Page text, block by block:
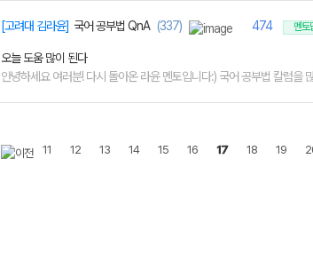
[고려대 김라윤] 국어 공부법 QnA (337) 474 멘토
오늘 도움 많이 된다
안녕하세요 여러분! 다시 돌아온 라윤 멘토입니다:) 국어 공부법 칼럼을
11 12 13 14 15 16 17 18 19